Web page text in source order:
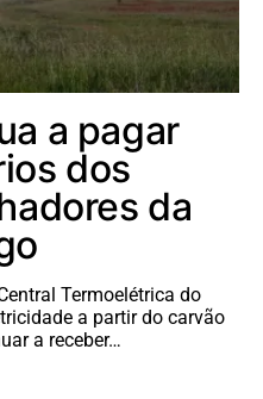
a pagar
dos
da
Termoelétrica do
a partir do carvão
a receber…